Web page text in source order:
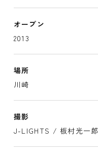
オープン
2013
場所
川崎
撮影
J-LIGHTS / 板村光一郎